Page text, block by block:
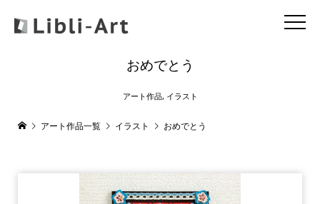
おめでとう
アート作品, イラスト
アート作品一覧 イラスト おめでとう